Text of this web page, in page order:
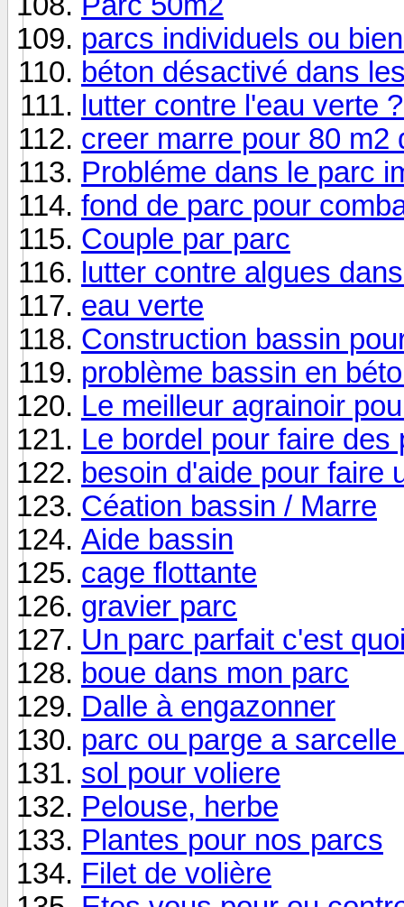
parcs individuels ou
béton désactivé dans
lutter contre l'eau verte
creer marre pour 80 m2
Probléme dans le parc
fond de parc pour
Couple par parc
lutter contre algues
eau verte
Construction bassin
problème bassin en
Le meilleur agrainoir
Le bordel pour faire des
besoin d'aide pour faire
Céation bassin / Marre
Aide bassin
cage flottante
gravier parc
Un parc parfait c'est
boue dans mon parc
Dalle à engazonner
parc ou parge a
sol pour voliere
Pelouse, herbe
Plantes pour nos parcs
Filet de volière